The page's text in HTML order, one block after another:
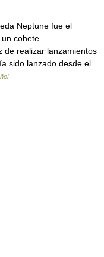
Neptune fue el
cohete
de realizar lanzamientos
sido lanzado desde el